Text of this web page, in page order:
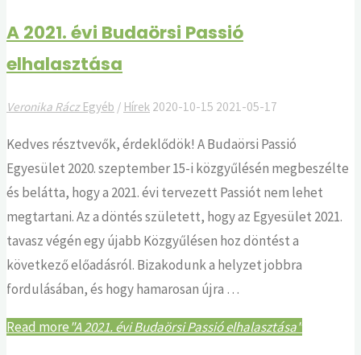
A 2021. évi Budaörsi Passió
elhalasztása
Veronika Rácz Egyéb / Hírek 2020-10-15 2021-05-17
Kedves résztvevők, érdeklődök! A Budaörsi Passió
Egyesület 2020. szeptember 15-i közgyűlésén megbeszélte
és belátta, hogy a 2021. évi tervezett Passiót nem lehet
megtartani. Az a döntés született, hogy az Egyesület 2021.
tavasz végén egy újabb Közgyűlésen hoz döntést a
következő előadásról. Bizakodunk a helyzet jobbra
fordulásában, és hogy hamarosan újra …
Read more"A 2021. évi Budaörsi Passió elhalasztása"